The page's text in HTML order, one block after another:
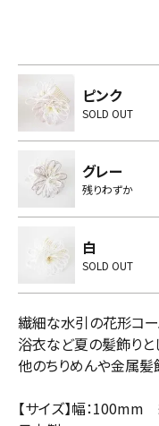
ピンク
SOLD OUT
グレー
残りわずか
白
SOLD OUT
繊細な水引の花形コ
浴衣など夏の髪飾りと
他のちりめんや金属髪
【サイズ】幅：